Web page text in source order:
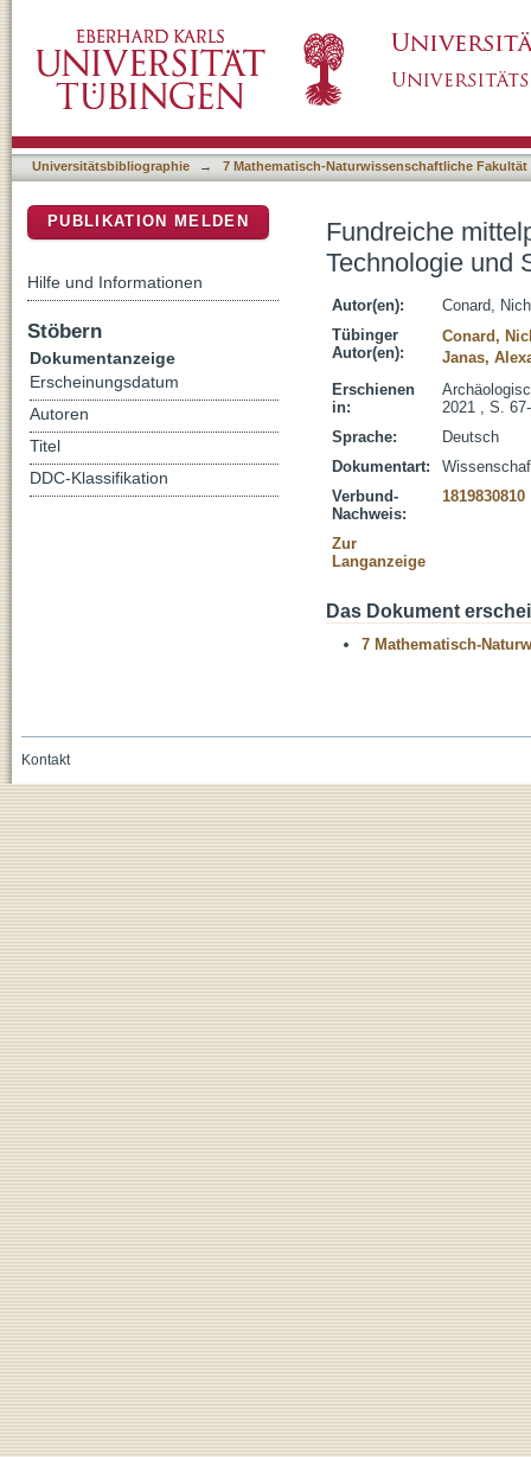
Neandertaler im Hohle Fels
Universitätsbibliographie → 7 Mathematisch-Naturwissenschaftliche Fakultät
Fundreiche
Technologie und
Autor(en):
Conard,
Tübinger
Autor(en):
Conard,
Janas,
Erschienen
in:
2021 , S.
Sprache:
Deutsch
Dokumentart:
Verbund-
Nachweis:
1819830810
Zur
Langanzeige
Das Dokument
7 Mathematisch-
PUBLIKATION MELDEN
Hilfe und Informationen
Stöbern
Dokumentanzeige
Erscheinungsdatum
Autoren
Titel
DDC-Klassifikation
Kontakt